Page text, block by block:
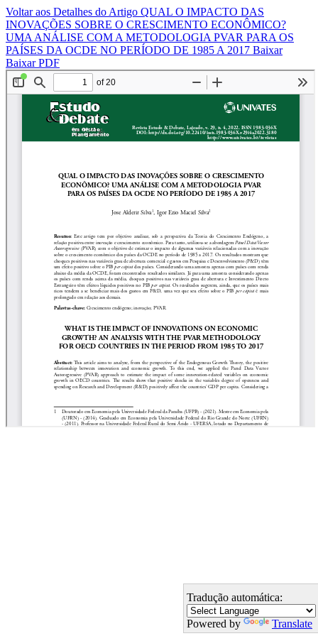
Voltar aos Detalhes do Artigo QUAL O IMPACTO DAS
INOVAÇÕES SOBRE O CRESCIMENTO ECONÔMICO?
UMA ANÁLISE COM A METODOLOGIA PVAR PARA OS
PAÍSES DA OCDE NO PERÍODO DE 1985 A 2017 Baixar
Baixar PDF
Tradução automática:
Powered by Translate